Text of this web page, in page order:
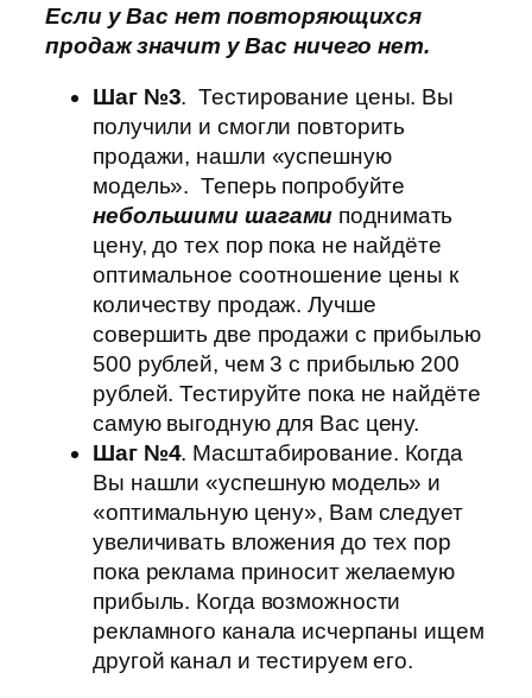
Если у Вас нет повторяющихся
продаж значит у Вас ничего нет.
Шаг №3. Тестирование цены. Вы
получили и смогли повторить
продажи, нашли «успешную
модель». Теперь попробуйте
небольшими шагами поднимать
цену, до тех пор пока не найдёте
оптимальное соотношение цены к
количеству продаж. Лучше
совершить две продажи с прибылью
500 рублей, чем 3 с прибылью 200
рублей. Тестируйте пока не найдёте
самую выгодную для Вас цену.
Шаг №4. Масштабирование. Когда
Вы нашли «успешную модель» и
«оптимальную цену», Вам следует
увеличивать вложения до тех пор
пока реклама приносит желаемую
прибыль. Когда возможности
рекламного канала исчерпаны ищем
другой канал и тестируем его.